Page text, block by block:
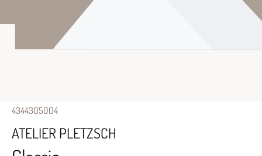
4344305004
ATELIER PLETZSCH